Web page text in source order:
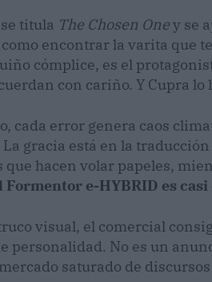
titula The Chosen Oney se
encontrar la varita que
cómplice, es el
con cariño. Y Cupra lo
cada error genera caos
gracia está en la
que hacen volar papeles,
e-HYBRID es
visual, el comercial
personalidad. No es un
saturado de